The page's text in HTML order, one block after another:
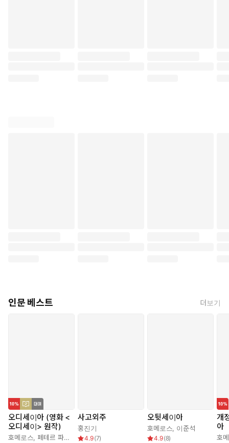
인문 베스트 더보기
오디세이아 (영화 <
오디세이> 원작)
호메로스 페테르 파울 루벤스 ,박문재
사고외주
홍진기
4.9(7)
오뒷세이아
호메로스 이준석
4.9(8)
개
아
호